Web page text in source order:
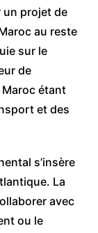
un projet de
au reste
sur le
de
étant
et des
s’insère
La
avec
ou le